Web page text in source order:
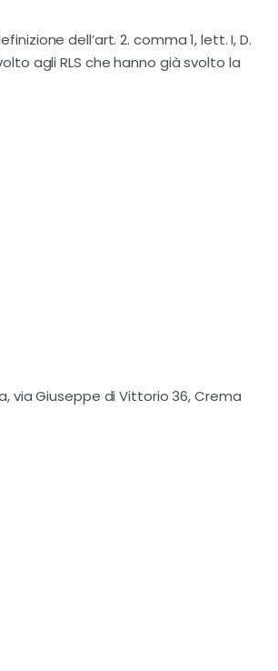
dell’art. 2. comma 1, lett. I, D.
agli RLS che hanno già svolto la
via Giuseppe di Vittorio 36, Crema